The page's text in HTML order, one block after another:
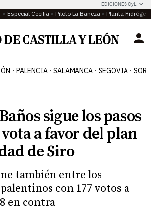
EDICIONES CyL
Especial Cecilia Piloto La Bañeza Planta
PALENCIA SALAMANCA SEGOVIA
sigue los pasos
a favor del plan
de Siro
también entre los
con 177 votos a
en contra